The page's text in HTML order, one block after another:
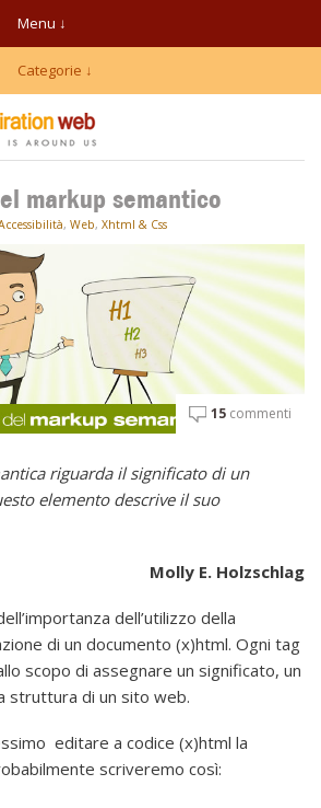
Menu ↓
Categorie ↓
markup semantico
, Web, Xhtml & Css
15 commenti
riguarda il significato di un
elemento descrive il suo
Molly E. Holzschlag
dell’utilizzo della
di un documento (x)html. Ogni tag
scopo di assegnare un significato, un
struttura di un sito web.
editare a codice (x)html la
scriveremo così: